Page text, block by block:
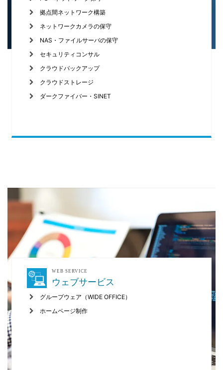
拠点間ネットワーク構築
ネットワークカメラの保守
NAS・ファイルサーバの保守
セキュリティコンサル
クラウドバックアップ
クラウドストレージ
ダークファイバー・SINET
WEB SERVICE
ウェブサービス
グループウェア（WIDE OFFICE）
ホームページ制作